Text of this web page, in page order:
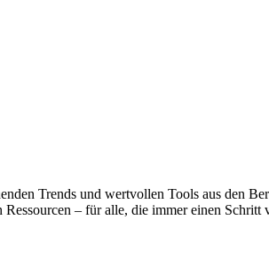
Trends und wertvollen Tools aus den
– für alle, die immer einen Schritt